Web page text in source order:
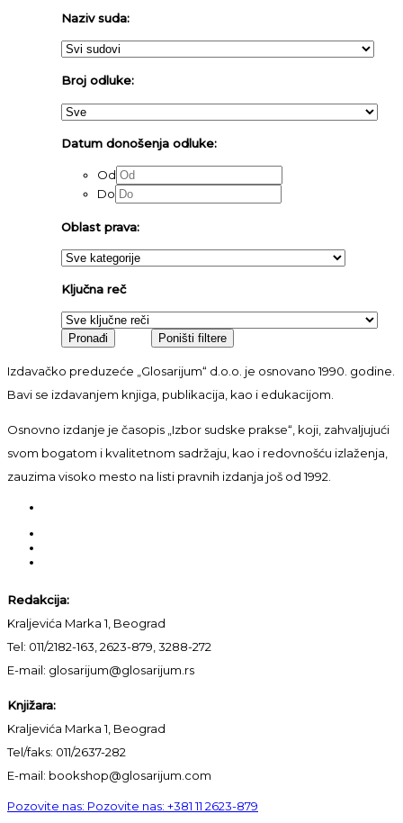
Naziv suda:
Broj odluke:
Datum donošenja odluke:
Od
Do
Oblast prava:
Ključna reč
Izdavačko preduzeće „Glosarijum“ d.o.o. je osnovano 1990. godine.
Bavi se izdavanjem knjiga, publikacija, kao i edukacijom.
Osnovno izdanje je časopis „Izbor sudske prakse“, koji, zahvaljujući
svom bogatom i kvalitetnom sadržaju, kao i redovnošću izlaženja,
zauzima visoko mesto na listi pravnih izdanja još od 1992.
Redakcija:
Kraljevića Marka 1, Beograd
Tel: 011/2182-163, 2623-879, 3288-272
E-mail: glosarijum@glosarijum.rs
Knjižara:
Kraljevića Marka 1, Beograd
Tel/faks: 011/2637-282
E-mail: bookshop@glosarijum.com
Pozovite nas: Pozovite nas: +381 11 2623-879